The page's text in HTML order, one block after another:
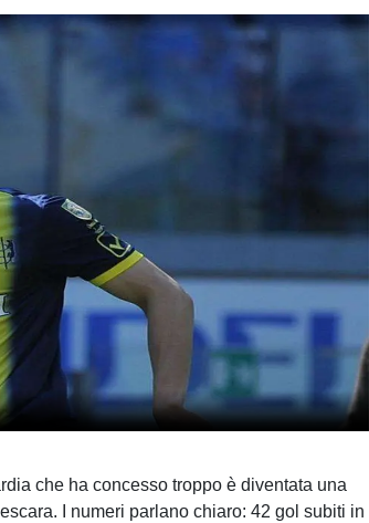
che ha concesso troppo è diventata una
I numeri parlano chiaro: 42 gol subiti in